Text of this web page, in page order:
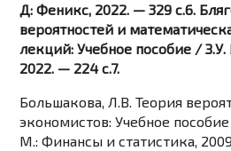
Д: Феникс, 2022. — 329 c.6.
вероятностей и
лекций: Учебное пособие /
2022. — 224 c.7.
Большакова, Л.В. Теория
экономистов: Учебное
М.: Финансы и статистика,